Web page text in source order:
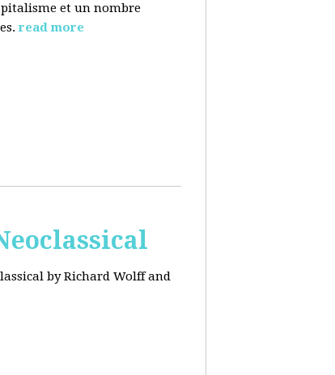
et un nombre
read more
by Richard Wolff and